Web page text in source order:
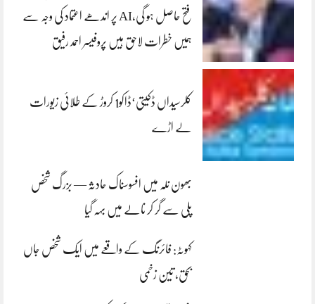
فتح حاصل ہو گی،AI پر اندھے اعتماد کی وجہ سے
ہمیں خطرات لاحق ہیں پروفیسر احمد رفیق
کلرسیداں ڈکیتی‘ڈاکو1 کروڑ کے طلائی زیورات
لے اڑے
بھون نلہ میں افسوسناک حادثہ — بزرگ شخص
پلی سے گر کر نالے میں بہہ گیا
کہوٹہ: فائرنگ کے واقعے میں ایک شخص جاں
بحق، تین زخمی